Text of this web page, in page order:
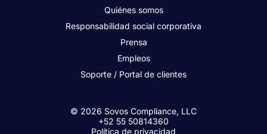
Quiénes somos
Responsabilidad social corporativa
Prensa
Empleos
Soporte / Portal de clientes
© 2026 Sovos Compliance, LLC
+52 55 50814360
Política de privacidad